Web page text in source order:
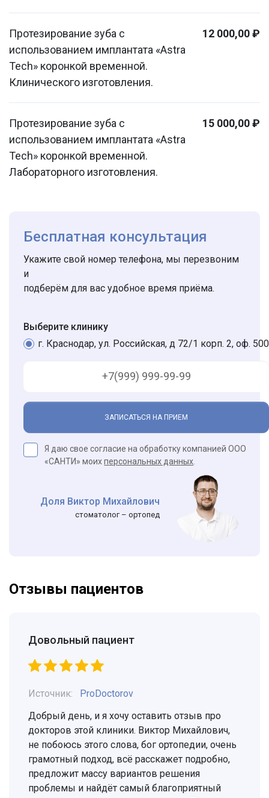
Протезирование зуба с
использованием имплантата «Astra
Tech» коронкой временной.
Клинического изготовления.
12 000,00 ₽
Протезирование зуба с
использованием имплантата «Astra
Tech» коронкой временной.
Лабораторного изготовления.
15 000,00 ₽
Бесплатная консультация
Укажите свой номер телефона, мы перезвоним
и
подберём для вас удобное время приёма.
Выберите клинику
г. Краснодар, ул. Российская, д 72/1 корп. 2, оф. 500
ЗАПИСАТЬСЯ НА ПРИЕМ
Я даю свое согласие на обработку компанией ООО
«САНТИ» моихперсональных данных
Доля Виктор Михайлович
стоматолог – ортопед
Отзывы пациентов
Довольный пациент
Источник:
ProDoctorov
Добрый день, и я хочу оставить отзыв про
докторов этой клиники. Виктор Михайлович,
не побоюсь этого слова, бог ортопедии, очень
грамотный подход, всё расскажет подробно,
предложит массу вариантов решения
проблемы и найдёт самый благоприятный